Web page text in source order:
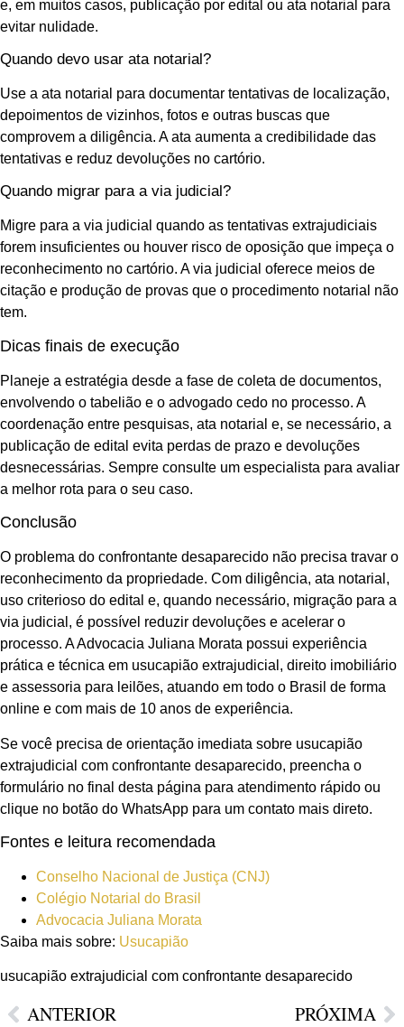
e, em muitos casos, publicação por edital ou ata notarial para
evitar nulidade.
Quando devo usar ata notarial?
Use a ata notarial para documentar tentativas de localização,
depoimentos de vizinhos, fotos e outras buscas que
comprovem a diligência. A ata aumenta a credibilidade das
tentativas e reduz devoluções no cartório.
Quando migrar para a via judicial?
Migre para a via judicial quando as tentativas extrajudiciais
forem insuficientes ou houver risco de oposição que impeça o
reconhecimento no cartório. A via judicial oferece meios de
citação e produção de provas que o procedimento notarial não
tem.
Dicas finais de execução
Planeje a estratégia desde a fase de coleta de documentos,
envolvendo o tabelião e o advogado cedo no processo. A
coordenação entre pesquisas, ata notarial e, se necessário, a
publicação de edital evita perdas de prazo e devoluções
desnecessárias. Sempre consulte um especialista para avaliar
a melhor rota para o seu caso.
Conclusão
O problema do confrontante desaparecido não precisa travar o
reconhecimento da propriedade. Com diligência, ata notarial,
uso criterioso do edital e, quando necessário, migração para a
via judicial, é possível reduzir devoluções e acelerar o
processo. A Advocacia Juliana Morata possui experiência
prática e técnica em usucapião extrajudicial, direito imobiliário
e assessoria para leilões, atuando em todo o Brasil de forma
online e com mais de 10 anos de experiência.
Se você precisa de orientação imediata sobre usucapião
extrajudicial com confrontante desaparecido, preencha o
formulário no final desta página para atendimento rápido ou
clique no botão do WhatsApp para um contato mais direto.
Fontes e leitura recomendada
Conselho Nacional de Justiça (CNJ)
Colégio Notarial do Brasil
Advocacia Juliana Morata
Saiba mais sobre: Usucapião
usucapião extrajudicial com confrontante desaparecido
ANTERIOR PRÓXIMA